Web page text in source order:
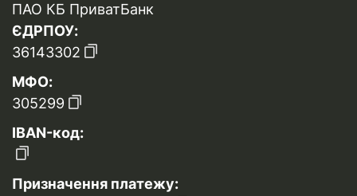
ПАО КБ ПриватБанк
ЄДРПОУ:
36143302
МФО:
305299
IBAN-код:
Призначення платежу: